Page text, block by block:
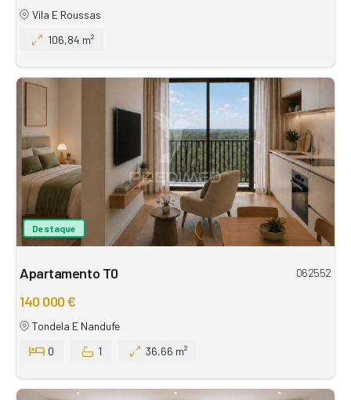
Vila E Roussas
106,84 m²
Destaque
Apartamento T0 062552
140 000 €
Tondela E Nandufe
0
1 36,66 m²